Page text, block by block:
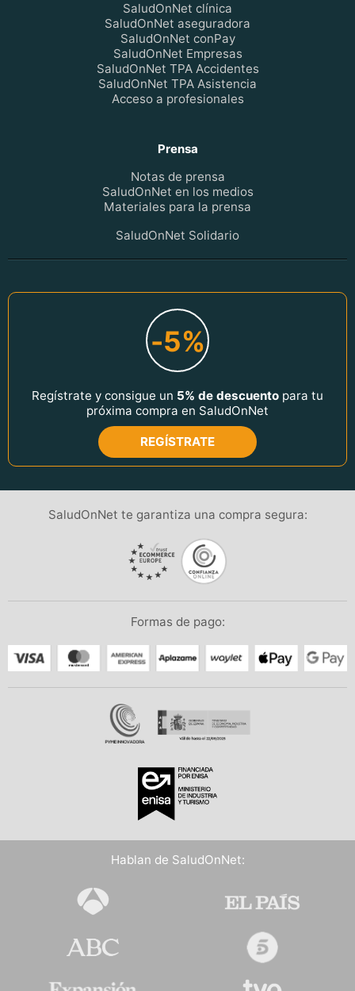
SaludOnNet clínica
SaludOnNet aseguradora
SaludOnNet conPay
SaludOnNet Empresas
SaludOnNet TPA Accidentes
SaludOnNet TPA Asistencia
Acceso a profesionales
Prensa
Notas de prensa
SaludOnNet en los medios
Materiales para la prensa
SaludOnNet Solidario
-5%
Regístrate y consigue un 5% de descuento para tu
próxima compra en SaludOnNet
REGÍSTRATE
SaludOnNet te garantiza una compra segura:
Formas de pago:
Hablan de SaludOnNet: